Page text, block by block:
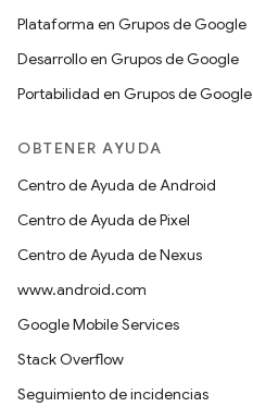
Plataforma en Grupos de Google
Desarrollo en Grupos de Google
Portabilidad en Grupos de Google
OBTENER AYUDA
Centro de Ayuda de Android
Centro de Ayuda de Pixel
Centro de Ayuda de Nexus
www.android.com
Google Mobile Services
Stack Overflow
Seguimiento de incidencias